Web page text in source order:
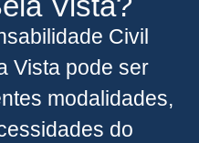
Civil
Vista pode ser
modalidades,
do